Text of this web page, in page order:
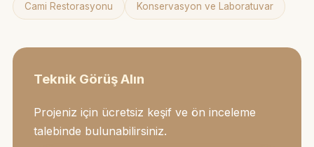
Cami Restorasyonu Konservasyon ve Laboratuvar
Teknik Görüş Alın
Projeniz için ücretsiz keşif ve ön inceleme
talebinde bulunabilirsiniz.